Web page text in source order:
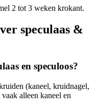
2 tot 3 weken krokant.
speculaas &
en speculoos?
(kaneel, kruidnagel,
alleen kaneel en